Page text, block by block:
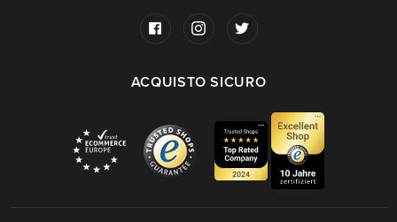
ACQUISTO SICURO